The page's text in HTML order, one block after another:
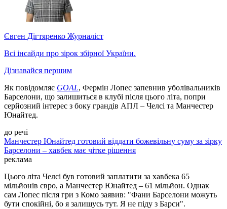
Євген Дігтяренко Журналіст
Всі інсайди про зірок збірної України.
Дізнавайся першим
Як повідомляє GOAL, Фермін Лопес запевнив уболівальників
Барселони, що залишиться в клубі після цього літа, попри
серйозний інтерес з боку грандів АПЛ – Челсі та Манчестер
Юнайтед.
до речі
Манчестер Юнайтед готовий віддати божевільну суму за зірку
Барселони – хавбек має чітке рішення
реклама
Цього літа Челсі був готовий заплатити за хавбека 65
мільйонів євро, а Манчестер Юнайтед – 61 мільйон. Однак
сам Лопес після гри з Комо заявив: "Фани Барселони можуть
бути спокійні, бо я залишусь тут. Я не піду з Барси".